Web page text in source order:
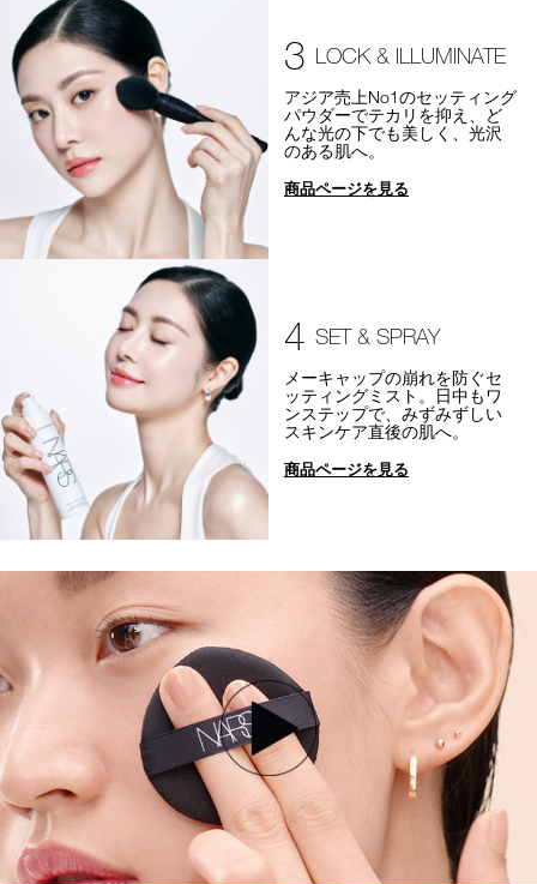
3 LOCK & ILLUMINATE
アジア売上No1のセッティング
パウダーでテカリを抑え、ど
んな光の下でも美しく、光沢
のある肌へ。
商品ページを見る
4 SET & SPRAY
メーキャップの崩れを防ぐセ
ッティングミスト。日中もワ
ンステップで、みずみずしい
スキンケア直後の肌へ。
商品ページを見る